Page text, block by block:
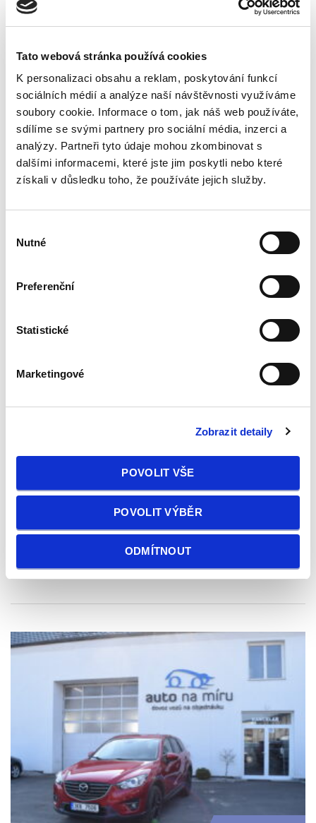
Tato webová stránka používá cookies
K personalizaci obsahu a reklam, poskytování funkcí
sociálních médií a analýze naší návštěvnosti využíváme
soubory cookie. Informace o tom, jak náš web používáte,
sdílíme se svými partnery pro sociální média, inzerci a
analýzy. Partneři tyto údaje mohou zkombinovat s
dalšími informacemi, které jste jim poskytli nebo které
získali v důsledku toho, že používáte jejich služby.
souhlasu
Nutné
Preferenční
Statistické
Marketingové
Zobrazit detaily
POVOLIT VŠE
POVOLIT VÝBĚR
ODMÍTNOUT
Datum: od nejnovějšího
Značka:Mazda
49 999 Kč